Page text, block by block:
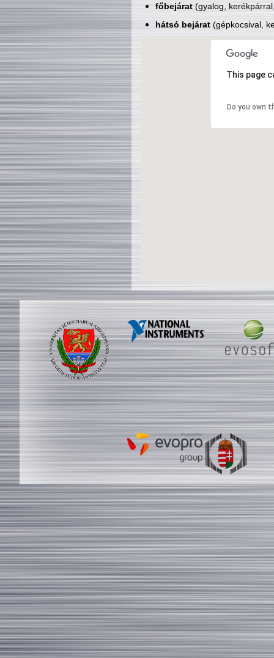
főbejárat(gyalog,
hátsó bejárat(gépkocsival,
This page
Do you own